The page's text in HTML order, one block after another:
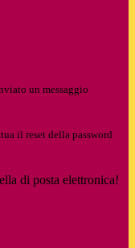
un messaggio
il reset della password
di posta elettronica!